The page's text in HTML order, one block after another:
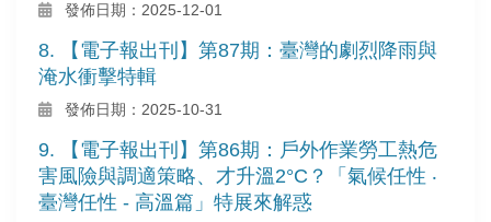
發佈日期：2025-12-01
8. 【電子報出刊】第87期：臺灣的劇烈降雨與
淹水衝擊特輯
發佈日期：2025-10-31
9. 【電子報出刊】第86期：戶外作業勞工熱危
害風險與調適策略、才升溫2°C？「氣候任性 ‧
臺灣任性 - 高溫篇」特展來解惑